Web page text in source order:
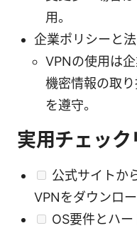
用。
企業ポリシーと
VPNの使用は企
機密情報の取
を遵守。
実用チェック
公式サイトか
VPNをダウンロ
OS要件とハ